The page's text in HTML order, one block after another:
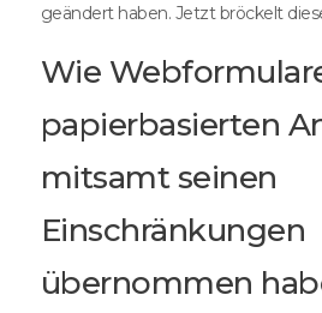
geändert haben. Jetzt bröckelt
Wie
papierbasierten
mitsamt seinen
Einschränkungen
übernommen